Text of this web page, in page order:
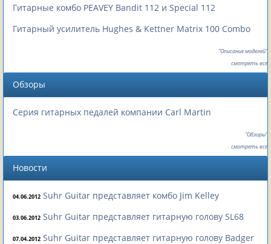
Гитарные комбо PEAVEY Bandit 112 и Special 112
Гитарный усилитель Hughes & Kettner Matrix 100 Combo
"Описание моделей"
смотреть все
Обзоры
Серия гитарных педалей компании Carl Martin
"Обзоры"
смотреть все
Новости
04.06.2012 Suhr Guitar представляет комбо Jim Kelley
03.06.2012 Suhr Guitar представляет гитарную голову SL68
07.04.2012 Suhr Guitar представляет гитарную голову Badger